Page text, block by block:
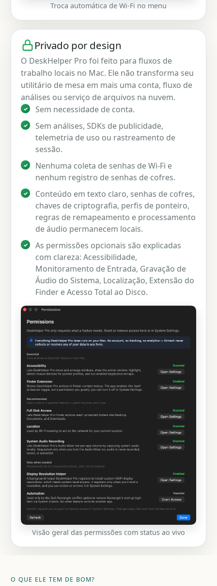
Troca automática de Wi-Fi no menu
Privado por design
O DeskHelper Pro foi feito para fluxos de
trabalho locais no Mac. Ele não transforma seu
utilitário de mesa em mais uma conta, fluxo de
análises ou serviço de arquivos na nuvem.
Sem necessidade de conta.
Sem análises, SDKs de publicidade,
telemetria de uso ou rastreamento de
sessão.
Nenhuma coleta de senhas de Wi-Fi e
nenhum registro de senhas de cofres.
Conteúdo em texto claro, senhas de cofres,
chaves de criptografia, perfis de ponteiro,
regras de remapeamento e processamento
de áudio permanecem locais.
As permissões opcionais são explicadas
com clareza: Acessibilidade,
Monitoramento de Entrada, Gravação de
Áudio do Sistema, Localização, Extensão do
Finder e Acesso Total ao Disco.
Visão geral das permissões com status ao vivo
O QUE ELE TEM DE BOM?